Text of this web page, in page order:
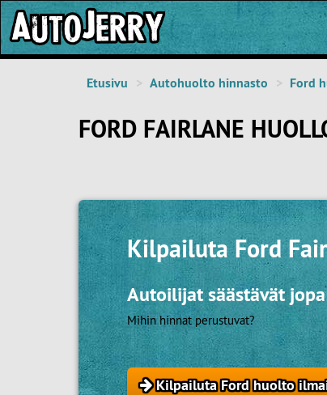
Etusivu Autohuolto hinnasto Ford
FORD FAIRLANE
KilpailutaFord
Autoilijat säästävät
Mihin hinnat perustuvat?
Kilpailuta Ford huolto